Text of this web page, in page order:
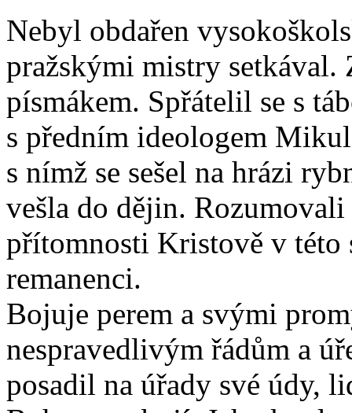
Nebyl obdařen
pražskými mistry setkával.
písmákem. Spřátelil se s
s předním ideologem
s nímž se sešel na hrázi
vešla do dějin.
přítomnosti Kristově v
remanenci.
Bojuje perem a svými
nespravedlivým řádům a
posadil na úřady své údy,